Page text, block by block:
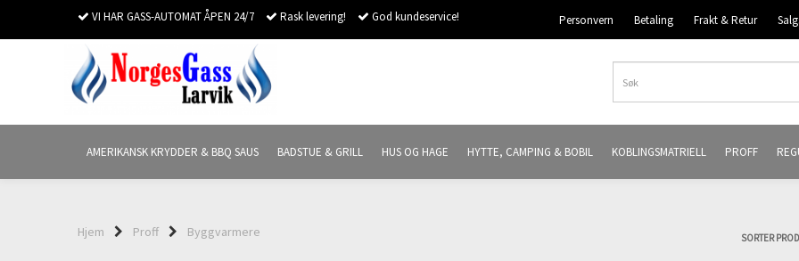
VI HAR GASS-AUTOMAT ÅPEN 24/7 Rask levering! God kundeservice! Personvern Betaling Frakt & Retur
AMERIKANSK KRYDDER & BBQ SAUS BADSTUE & GRILL HUS OG HAGE HYTTE, CAMPING & BOBIL KOBLINGSMATRIELL PROFF
Hjem Proff Byggvarmere SORTER